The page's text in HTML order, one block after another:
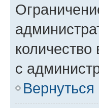
с
Вернуться